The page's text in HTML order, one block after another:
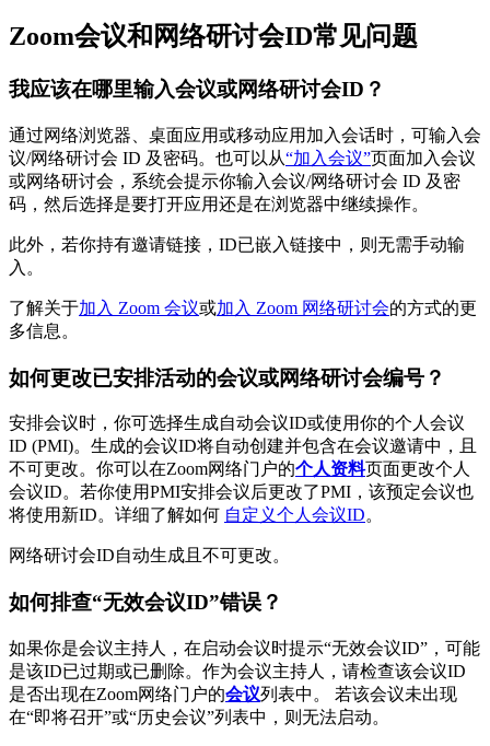
Zoom会议和网络研讨会ID常见问题
我应该在哪里输入会议或网络研讨会ID？
通过网络浏览器、桌面应用或移动应用加入会话时，可输入会
议/网络研讨会 ID 及密码。也可以从“加入会议”页面加入会议
或网络研讨会，系统会提示你输入会议/网络研讨会 ID 及密
码，然后选择是要打开应用还是在浏览器中继续操作。
此外，若你持有邀请链接，ID已嵌入链接中，则无需手动输
入。
了解关于加入 Zoom 会议或加入 Zoom 网络研讨会的方式的更
多信息。
如何更改已安排活动的会议或网络研讨会编号？
安排会议时，你可选择生成自动会议ID或使用你的个人会议
ID (PMI)。生成的会议ID将自动创建并包含在会议邀请中，且
不可更改。你可以在Zoom网络门户的个人资料页面更改个人
会议ID。若你使用PMI安排会议后更改了PMI，该预定会议也
将使用新ID。详细了解如何 自定义个人会议ID。
网络研讨会ID自动生成且不可更改。
如何排查“无效会议ID”错误？
如果你是会议主持人，在启动会议时提示“无效会议ID”，可能
是该ID已过期或已删除。作为会议主持人，请检查该会议ID
是否出现在Zoom网络门户的会议列表中。 若该会议未出现
在“即将召开”或“历史会议”列表中，则无法启动。